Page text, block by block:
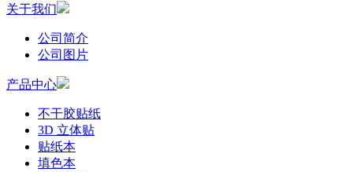
关于我们
公司简介
公司图片
产品中心
不干胶贴纸
3D 立体贴
贴纸本
填色本